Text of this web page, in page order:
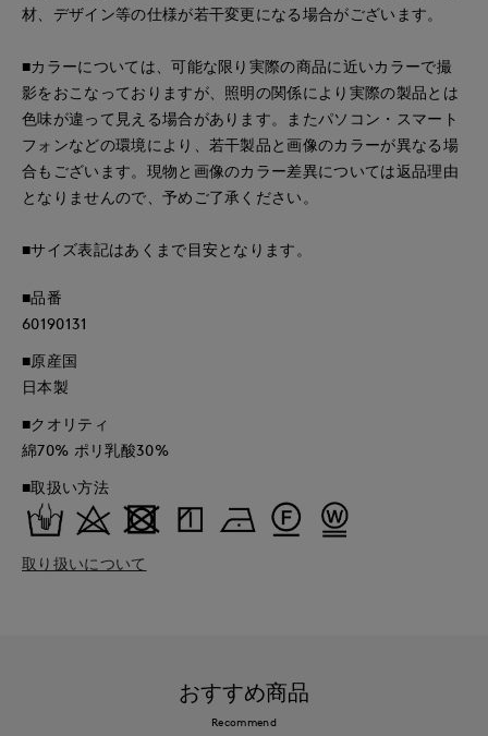
材、デザイン等の仕様が若干変更になる場合がございます。
■カラーについては、可能な限り実際の商品に近いカラーで撮
影をおこなっておりますが、照明の関係により実際の製品とは
色味が違って見える場合があります。またパソコン・スマート
フォンなどの環境により、若干製品と画像のカラーが異なる場
合もございます。現物と画像のカラー差異については返品理由
となりませんので、予めご了承ください。
■サイズ表記はあくまで目安となります。
■品番
60190131
■原産国
日本製
■クオリティ
綿70% ポリ乳酸30%
■取扱い方法
取り扱いについて
おすすめ商品
Recommend